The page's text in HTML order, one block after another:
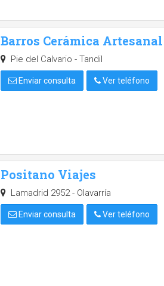
Barros Cerámica Artesanal
Pie del Calvario - Tandil
Enviar consulta Ver teléfono
Positano Viajes
Lamadrid 2952 - Olavarría
Enviar consulta Ver teléfono